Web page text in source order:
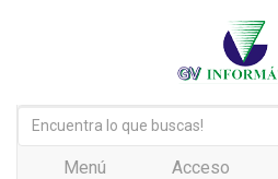
Menú Acceso